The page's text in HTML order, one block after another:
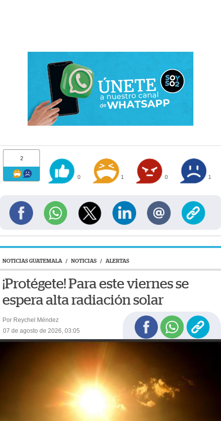
2
0 1 0 1
NOTICIAS GUATEMALA / NOTICIAS / ALERTAS
¡Protégete! Para este viernes se
espera alta radiación solar
Por Reychel Méndez
07 de agosto de 2026, 03:05